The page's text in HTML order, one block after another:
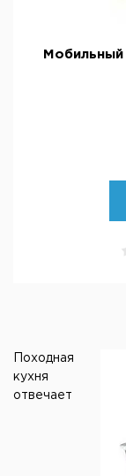
Мобильный
Походная
кухня
отвечает